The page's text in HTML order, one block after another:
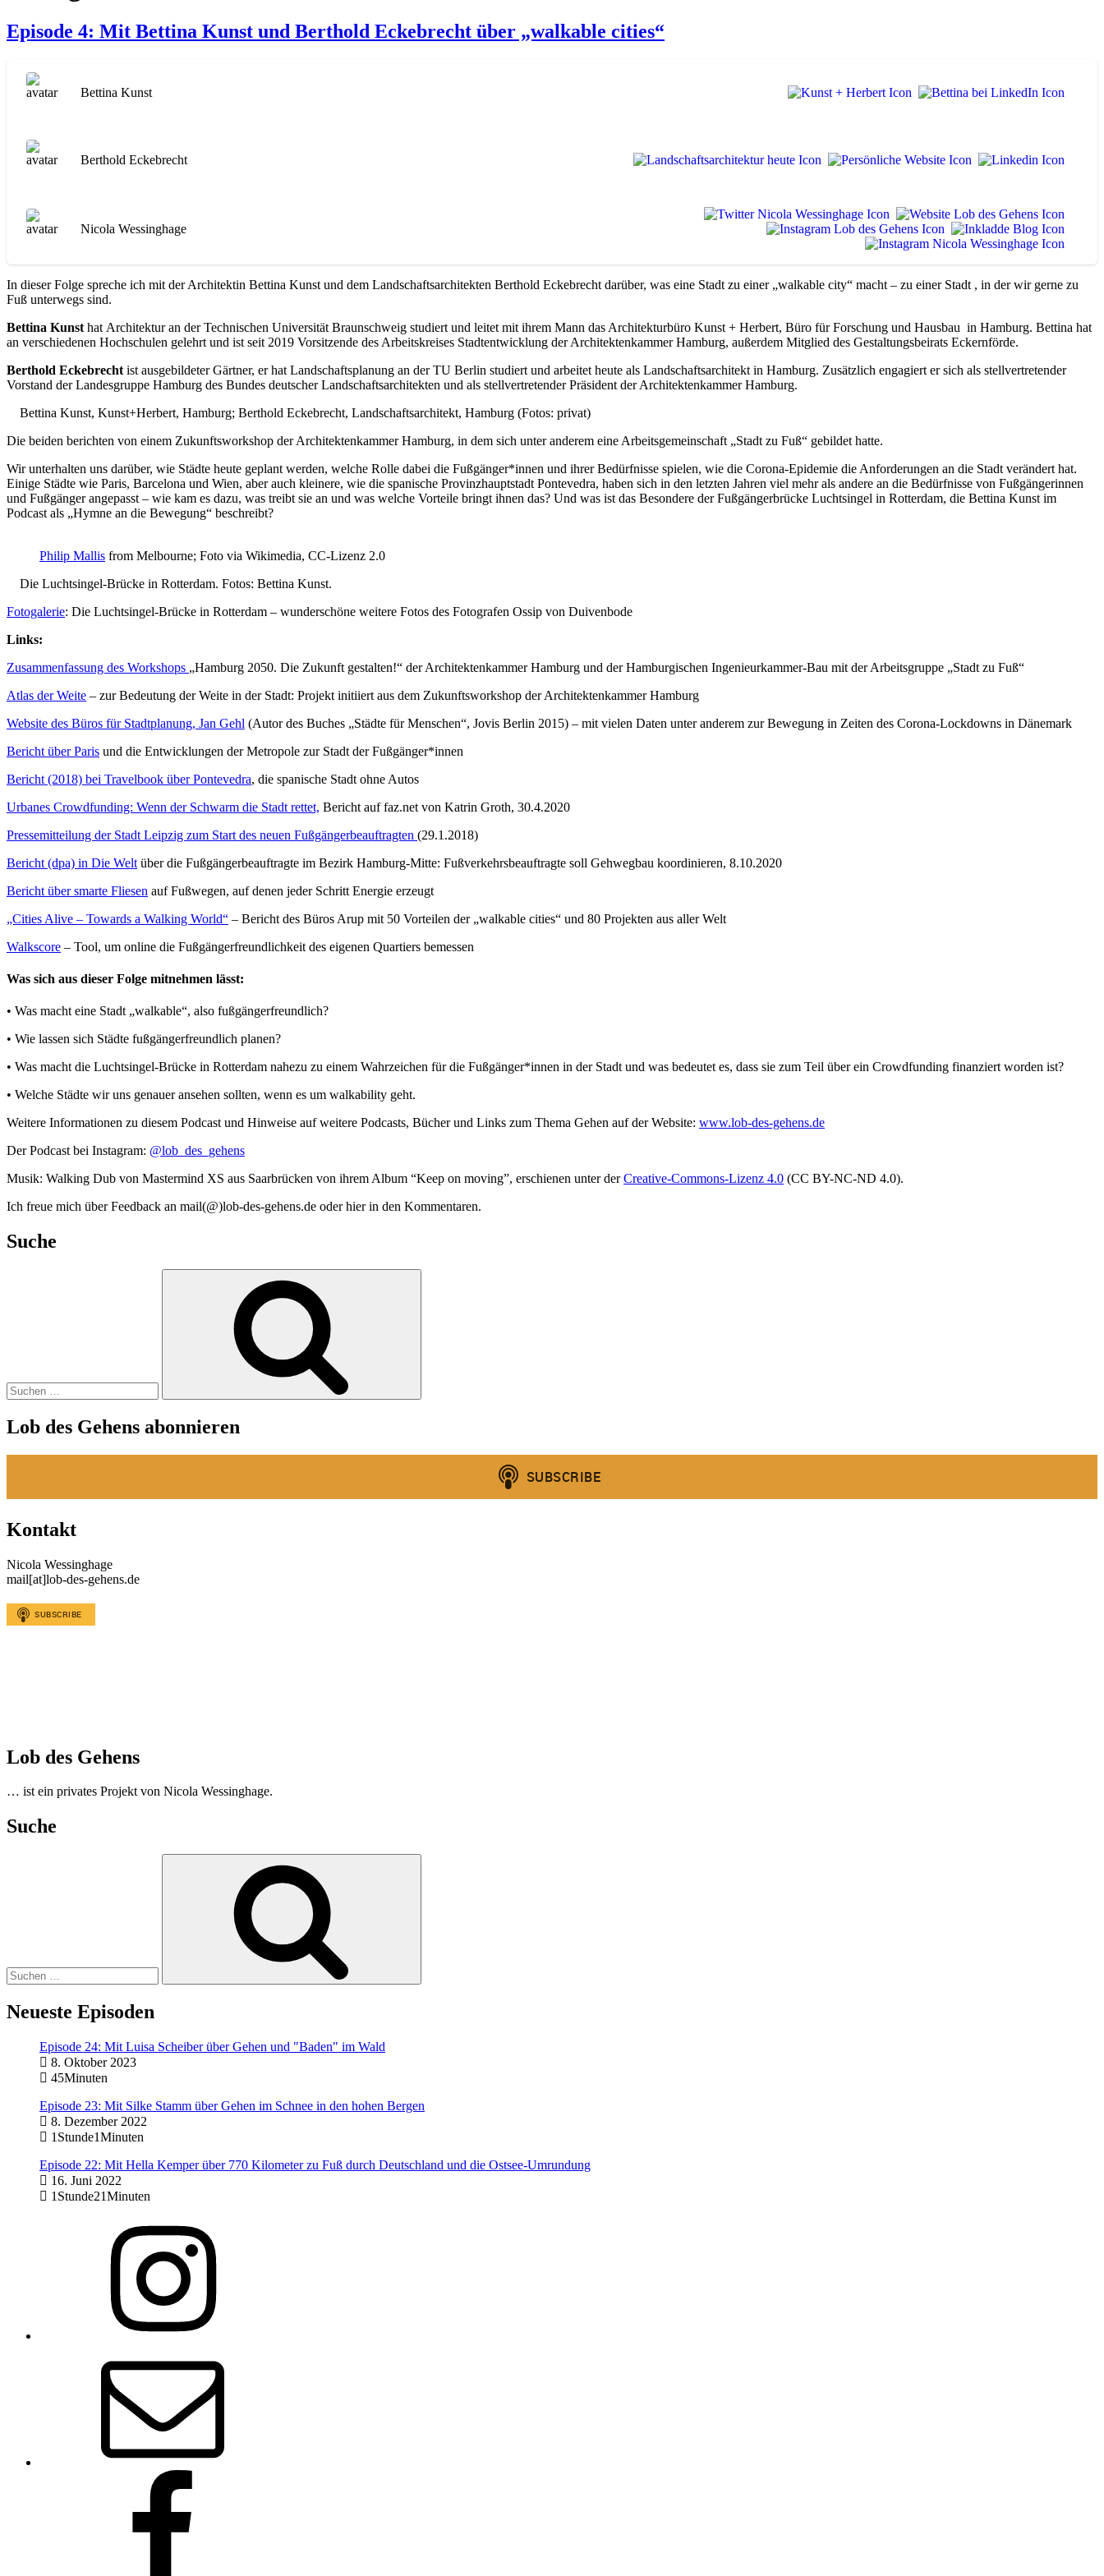
Episode 4: Mit Bettina Kunst und Berthold Eckebrecht über „walkable cities“
Bettina Kunst
Berthold Eckebrecht
Nicola Wessinghage
In dieser Folge spreche ich mit der Architektin Bettina Kunst und dem Landschaftsarchitekten Berthold Eckebrecht darüber, was eine Stadt zu einer „walkable city“ macht – zu einer Stadt , in der wir gerne zu
Fuß unterwegs sind.
Bettina Kunst hat Architektur an der Technischen Universität Braunschweig studiert und leitet mit ihrem Mann das Architekturbüro Kunst + Herbert, Büro für Forschung und Hausbau in Hamburg. Bettina hat
an verschiedenen Hochschulen gelehrt und ist seit 2019 Vorsitzende des Arbeitskreises Stadtentwicklung der Architektenkammer Hamburg, außerdem Mitglied des Gestaltungsbeirats Eckernförde.
Berthold Eckebrecht ist ausgebildeter Gärtner, er hat Landschaftsplanung an der TU Berlin studiert und arbeitet heute als Landschaftsarchitekt in Hamburg. Zusätzlich engagiert er sich als stellvertretender
Vorstand der Landesgruppe Hamburg des Bundes deutscher Landschaftsarchitekten und als stellvertretender Präsident der Architektenkammer Hamburg.
Bettina Kunst, Kunst+Herbert, Hamburg; Berthold Eckebrecht, Landschaftsarchitekt, Hamburg (Fotos: privat)
Die beiden berichten von einem Zukunftsworkshop der Architektenkammer Hamburg, in dem sich unter anderem eine Arbeitsgemeinschaft „Stadt zu Fuß“ gebildet hatte.
Wir unterhalten uns darüber, wie Städte heute geplant werden, welche Rolle dabei die Fußgänger*innen und ihrer Bedürfnisse spielen, wie die Corona-Epidemie die Anforderungen an die Stadt verändert hat.
Einige Städte wie Paris, Barcelona und Wien, aber auch kleinere, wie die spanische Provinzhauptstadt Pontevedra, haben sich in den letzten Jahren viel mehr als andere an die Bedürfnisse von Fußgängerinnen
und Fußgänger angepasst – wie kam es dazu, was treibt sie an und was welche Vorteile bringt ihnen das? Und was ist das Besondere der Fußgängerbrücke Luchtsingel in Rotterdam, die Bettina Kunst im
Podcast als „Hymne an die Bewegung“ beschreibt?
Philip Mallis from Melbourne; Foto via Wikimedia, CC-Lizenz 2.0
Die Luchtsingel-Brücke in Rotterdam. Fotos: Bettina Kunst.
Fotogalerie: Die Luchtsingel-Brücke in Rotterdam – wunderschöne weitere Fotos des Fotografen Ossip von Duivenbode
Links:
Zusammenfassung des Workshops „Hamburg 2050. Die Zukunft gestalten!“ der Architektenkammer Hamburg und der Hamburgischen Ingenieurkammer-Bau mit der Arbeitsgruppe „Stadt zu Fuß“
Atlas der Weite – zur Bedeutung der Weite in der Stadt: Projekt initiiert aus dem Zukunftsworkshop der Architektenkammer Hamburg
Website des Büros für Stadtplanung, Jan Gehl (Autor des Buches „Städte für Menschen“, Jovis Berlin 2015) – mit vielen Daten unter anderem zur Bewegung in Zeiten des Corona-Lockdowns in Dänemark
Bericht über Paris und die Entwicklungen der Metropole zur Stadt der Fußgänger*innen
Bericht (2018) bei Travelbook über Pontevedra, die spanische Stadt ohne Autos
Urbanes Crowdfunding: Wenn der Schwarm die Stadt rettet, Bericht auf faz.net von Katrin Groth, 30.4.2020
Pressemitteilung der Stadt Leipzig zum Start des neuen Fußgängerbeauftragten (29.1.2018)
Bericht (dpa) in Die Welt über die Fußgängerbeauftragte im Bezirk Hamburg-Mitte: Fußverkehrsbeauftragte soll Gehwegbau koordinieren, 8.10.2020
Bericht über smarte Fliesen auf Fußwegen, auf denen jeder Schritt Energie erzeugt
„Cities Alive – Towards a Walking World“ – Bericht des Büros Arup mit 50 Vorteilen der „walkable cities“ und 80 Projekten aus aller Welt
Walkscore – Tool, um online die Fußgängerfreundlichkeit des eigenen Quartiers bemessen
Was sich aus dieser Folge mitnehmen lässt:
• Was macht eine Stadt „walkable“, also fußgängerfreundlich?
• Wie lassen sich Städte fußgängerfreundlich planen?
• Was macht die Luchtsingel-Brücke in Rotterdam nahezu zu einem Wahrzeichen für die Fußgänger*innen in der Stadt und was bedeutet es, dass sie zum Teil über ein Crowdfunding finanziert worden ist?
• Welche Städte wir uns genauer ansehen sollten, wenn es um walkability geht.
Weitere Informationen zu diesem Podcast und Hinweise auf weitere Podcasts, Bücher und Links zum Thema Gehen auf der Website: www.lob-des-gehens.de
Der Podcast bei Instagram: @lob_des_gehens
Musik: Walking Dub von Mastermind XS aus Saarbrücken von ihrem Album “Keep on moving”, erschienen unter derCreative-Commons-Lizenz 4.0 (CC BY-NC-ND 4.0).
Ich freue mich über Feedback an mail(@)lob-des-gehens.de oder hier in den Kommentaren.
Suche
Lob des Gehens abonnieren
Kontakt
Nicola Wessinghage
mail[at]lob-des-gehens.de
Lob des Gehens
… ist ein privates Projekt von Nicola Wessinghage.
Suche
Neueste Episoden
Episode 24: Mit Luisa Scheiber über Gehen und "Baden" im Wald
8. Oktober 2023
45Minuten
Episode 23: Mit Silke Stamm über Gehen im Schnee in den hohen Bergen
8. Dezember 2022
1Stunde1Minuten
Episode 22: Mit Hella Kemper über 770 Kilometer zu Fuß durch Deutschland und die Ostsee-Umrundung
16. Juni 2022
1Stunde21Minuten
Lob_des_Gehens